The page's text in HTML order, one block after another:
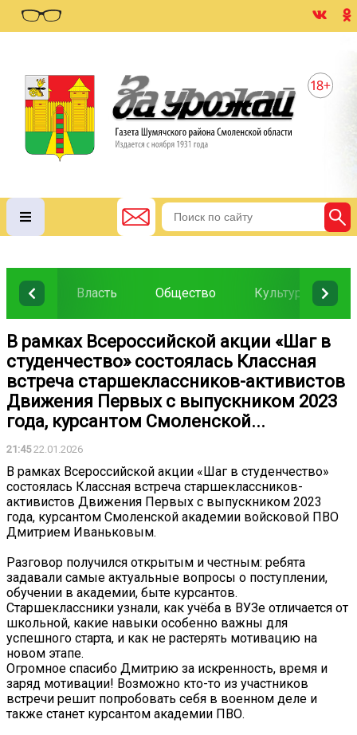
Власть Общество Культура
В рамках Всероссийской акции «Шаг в
студенчество» состоялась Классная
встреча старшеклассников-активистов
Движения Первых с выпускником 2023
года, курсантом Смоленской...
21:4522.01.2026
В рамках Всероссийской акции «Шаг в студенчество»
состоялась Классная встреча старшеклассников-
активистов Движения Первых с выпускником 2023
года, курсантом Смоленской академии войсковой ПВО
Дмитрием Иваньковым.
Разговор получился открытым и честным: ребята
задавали самые актуальные вопросы о поступлении,
обучении в академии, быте курсантов.
Старшеклассники узнали, как учёба в ВУЗе отличается от
школьной, какие навыки особенно важны для
успешного старта, и как не растерять мотивацию на
новом этапе.
Огромное спасибо Дмитрию за искренность, время и
заряд мотивации! Возможно кто-то из участников
встречи решит попробовать себя в военном деле и
также станет курсантом академии ПВО.